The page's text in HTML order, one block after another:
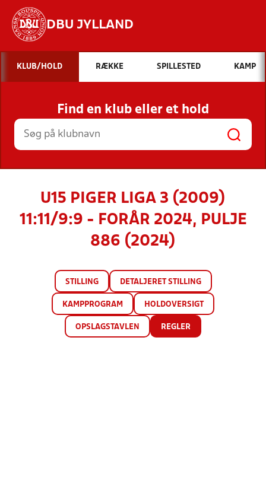
DBU JYLLAND
Hvad vil du søge efter?
INDHOLD OG NYHEDER
STILLINGER, RESULTATER, KLUBBER OG
HOLD
KLUB/HOLD RÆKKE SPILLESTED KAMP
Find en klub eller et hold
U15 PIGER LIGA 3 (2009)
11:11/9:9 - FORÅR 2024, PULJE
886 (2024)
STILLING DETALJERET STILLING
KAMPPROGRAM HOLDOVERSIGT
OPSLAGSTAVLEN REGLER